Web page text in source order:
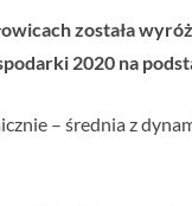
została
2020 na
– średnia z